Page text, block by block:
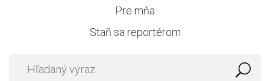
Pre mňa
Staň sa reportérom